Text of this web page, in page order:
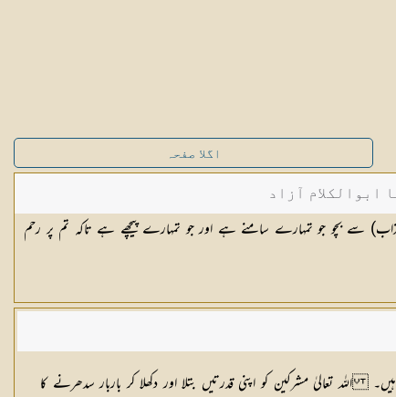
اگلا صفحہ
ابوالکلام آزاد
سے بچو جو تمہارے سامنے ہے اور جو تمہارے پیچھے ہے تاکہ تم پر رحم
تعالیٰ مشرکین کو اپنی قدرتیں بتلا اور دکھلا کر باربار سدھرنے کا